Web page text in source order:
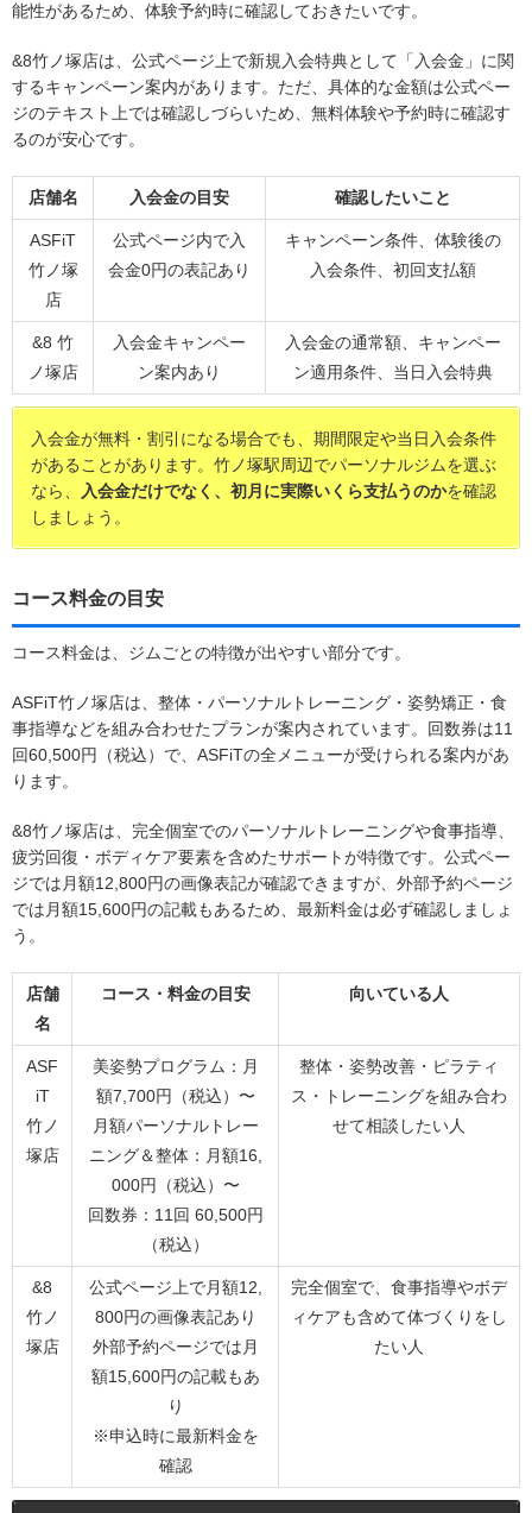
能性があるため、体験予約時に確認しておきたいです。
&8竹ノ塚店は、公式ページ上で新規入会特典として「入会金」に関
するキャンペーン案内があります。ただ、具体的な金額は公式ペー
ジのテキスト上では確認しづらいため、無料体験や予約時に確認す
るのが安心です。
店舗名 入会金の目安 確認したいこと
ASFiT
竹ノ塚
店
公式ページ内で入
会金0円の表記あり
キャンペーン条件、体験後の
入会条件、初回支払額
&8 竹
ノ塚店
入会金キャンペー
ン案内あり
入会金の通常額、キャンペー
ン適用条件、当日入会特典
入会金が無料・割引になる場合でも、期間限定や当日入会条件
があることがあります。竹ノ塚駅周辺でパーソナルジムを選ぶ
なら、
入会金だけでなく、初月に実際いくら支払うのかを確認
しましょう。
コース料金の目安
コース料金は、ジムごとの特徴が出やすい部分です。
ASFiT竹ノ塚店は、整体・パーソナルトレーニング・姿勢矯正・食
事指導などを組み合わせたプランが案内されています。回数券は11
回60,500円（税込）で、ASFiTの全メニューが受けられる案内があ
ります。
&8竹ノ塚店は、完全個室でのパーソナルトレーニングや食事指導、
疲労回復・ボディケア要素を含めたサポートが特徴です。公式ペー
ジでは月額12,800円の画像表記が確認できますが、外部予約ページ
では月額15,600円の記載もあるため、最新料金は必ず確認しましょ
う。
店舗
名
コース・料金の目安 向いている人
ASF
iT
竹ノ
塚店
美姿勢プログラム：月
額7,700円（税込）〜
月額パーソナルトレー
ニング＆整体：月額16,
000円（税込）〜
回数券：11回 60,500円
（税込）
整体・姿勢改善・ピラティ
ス・トレーニングを組み合わ
せて相談したい人
&8
竹ノ
塚店
公式ページ上で月額12,
800円の画像表記あり
外部予約ページでは月
額15,600円の記載もあ
り
※申込時に最新料金を
確認
完全個室で、食事指導やボデ
ィケアも含めて体づくりをし
たい人